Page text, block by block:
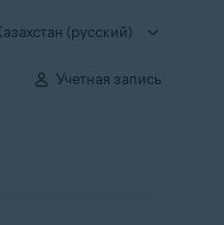
(русский)
Учетная запись